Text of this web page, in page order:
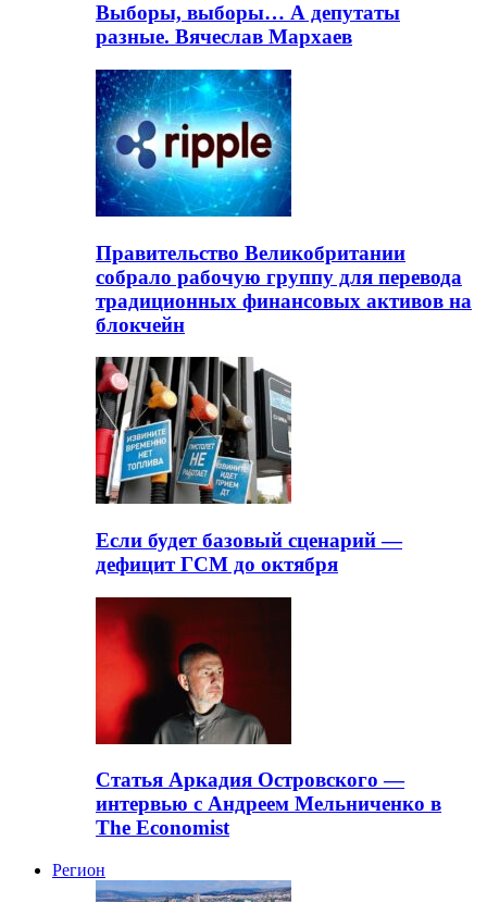
Выборы, выборы… А депутаты
разные. Вячеслав Мархаев
Правительство Великобритании
собрало рабочую группу для перевода
традиционных финансовых активов на
блокчейн
Если будет базовый сценарий —
дефицит ГСМ до октября
Статья Аркадия Островского —
интервью с Андреем Мельниченко в
The Economist
Регион